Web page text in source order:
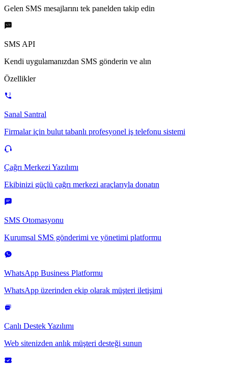
Gelen SMS mesajlarını tek panelden takip edin
SMS API
Kendi uygulamanızdan SMS gönderin ve alın
Özellikler
Sanal Santral
Firmalar için bulut tabanlı profesyonel iş telefonu sistemi
Çağrı Merkezi Yazılımı
Ekibinizi güçlü çağrı merkezi araçlarıyla donatın
SMS Otomasyonu
Kurumsal SMS gönderimi ve yönetimi platformu
WhatsApp Business Platformu
WhatsApp üzerinden ekip olarak müşteri iletişimi
Canlı Destek Yazılımı
Web sitenizden anlık müşteri desteği sunun